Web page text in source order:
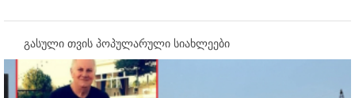
გასული თვის პოპულარული სიახლეები